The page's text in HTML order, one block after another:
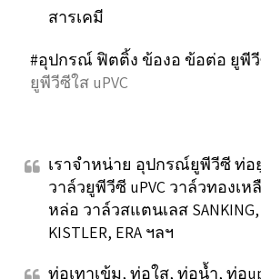
สารเคมี
#อุปกรณ์ ฟิตติ้ง ข้องอ ข้อต่อ ยูพีวี
ยูพีวีซีใส uPVC
เราจำหน่าย อุปกรณ์ยูพีวีซี ท่อ
วาล์วยูพีวีซี uPVC วาล์วทองเห
หล่อ วาล์วสแตนเลส SANKING,
KISTLER, ERA ฯลฯ
ท่อเทาเข้ม, ท่อใส, ท่อน้ำ, ท่อ